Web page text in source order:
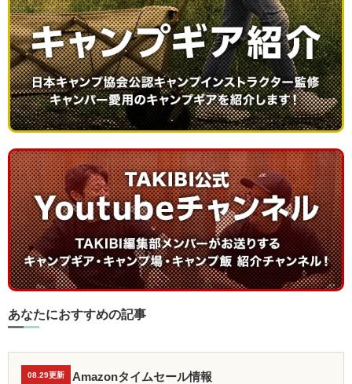
あなたにおすすめの記事
08.29更新 Amazonタイムセール情報